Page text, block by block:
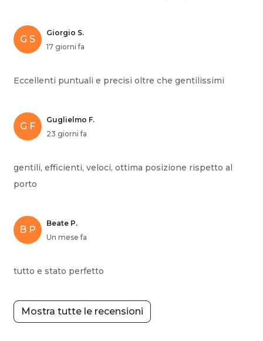
G S
Giorgio S.
17 giorni fa
Eccellenti puntuali e precisi oltre che gentilissimi
G F
Guglielmo F.
23 giorni fa
gentili, efficienti, veloci, ottima posizione rispetto al
porto
B P
Beate P.
Un mese fa
tutto e stato perfetto
Mostra tutte le recensioni